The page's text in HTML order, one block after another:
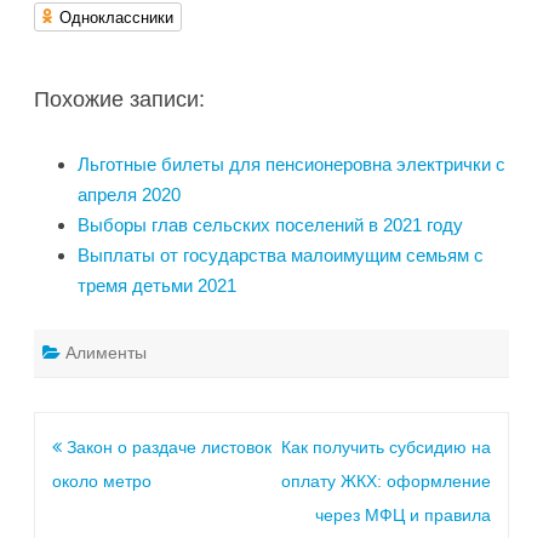
Одноклассники
Похожие записи:
Льготные билеты для пенсионеровна электрички с
апреля 2020
Выборы глав сельских поселений в 2021 году
Выплаты от государства малоимущим семьям с
тремя детьми 2021
Алименты
Закон о раздаче листовок
около метро
Как получить субсидию на
оплату ЖКХ: оформление
через МФЦ и правила